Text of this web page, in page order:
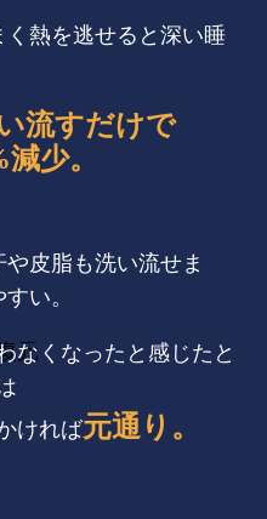
熱を逃せると深い睡
流すだけで
少。
皮脂も洗い流せま
い。
元
なくなったと感じたと
ければ元通り。